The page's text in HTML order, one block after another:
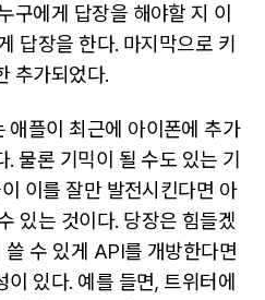
구에게 답장을 해야할 지 이
답장을 한다. 마지막으로 키
추가되었다.
애플이 최근에 아이폰에 추가
물론 기믹이 될 수도 있는 기
이를 잘만 발전시킨다면 아
있는 것이다. 당장은 힘들겠
수 있게 API를 개방한다면
있다. 예를 들면, 트위터에